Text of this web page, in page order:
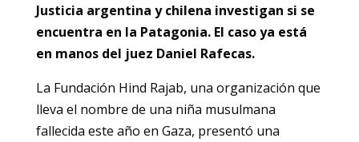
Justicia argentina y chilena investigan si se
encuentra en la Patagonia. El caso ya está
en manos del juez Daniel Rafecas.
La Fundación Hind Rajab, una organización que
lleva el nombre de una niña musulmana
fallecida este año en Gaza, presentó una